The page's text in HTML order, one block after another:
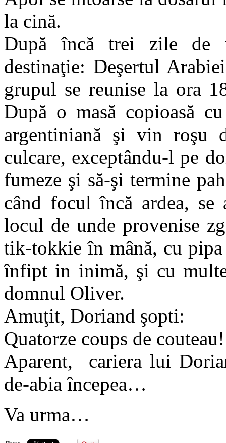
la cină.
După încă trei zile de
destinaţie: Deşertul
grupul se reunise la ora
După o masă copioasă
argentiniană şi vin roşu
culcare, exceptându-l pe
fumeze şi să-şi termine
când focul încă ardea,
locul de unde provenise
tik-tokkie în mână, cu
înfipt in inimă, şi cu
domnul Oliver.
Amuţit, Doriand şopti:
Quatorze coups de couteau!
Aparent, cariera lui
de-abia începea…
Va urma…